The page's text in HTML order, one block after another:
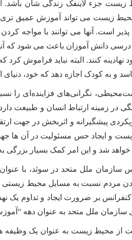
جزء لاینفک زندگی شان باشد.
زیست می تواند آموزش عمیق
است. آنها می توانند با مواجه
درسی دانش آموزان باعث می شود
کنند. البته نباید فراموش کرد
و به کودک اجازه دهد که خود،
نگرانی‌های فزاینده‌ای را
در زمینه ارتباط انسان و طبیعت
پیشگیرانه و اثربخش در
و ایجاد حس مسئولیت در آن
خواهد شد و این امر کمک بسیار
محیط زیست در دنیا به سال ۱۹۷۲ و کنفرانس
کردن مردم نسبت به مسایل محیط
این کنفرانس بر ضرورت ایجاد و
سازمان ملل متحد به عنوان دهه
از محیط زیست به عنوان یک وظیفه